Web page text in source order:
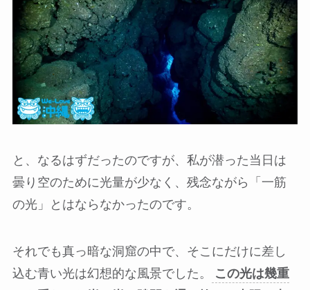
と、なるはずだったのですが、私が潜った当日は
曇り空のために光量が少なく、残念ながら「一筋
の光」とはならなかったのです。
それでも真っ暗な洞窟の中で、そこにだけに差し
込む青い光は幻想的な風景でした。
この光は幾重